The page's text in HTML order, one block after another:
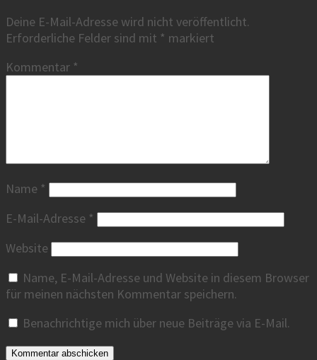
Deine E-Mail-Adresse wird nicht veröffentlicht.
Erforderliche Felder sind mit * markiert
Kommentar *
Name *
E-Mail-Adresse *
Website
Name, E-Mail-Adresse und Website in diesem Browser
für meinen nächsten Kommentar speichern.
Benachrichtige mich über neue Beiträge via E-Mail.